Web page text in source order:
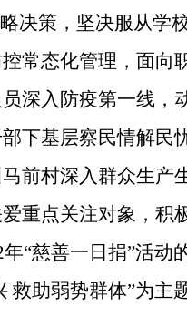
决策，坚决服从学
常态化管理，面向
深入防疫第一线，
下基层察民情解民
前村深入群众生产
重点关注对象，积
“慈善一日捐”活
救助弱势群体”为主